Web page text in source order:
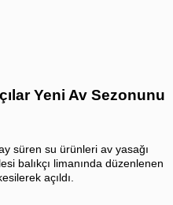
Yeni Av Sezonunu
süren su ürünleri av yasağı
balıkçı limanında düzenlenen
açıldı.